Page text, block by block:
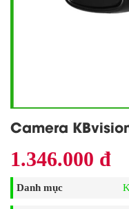
Camera
1.346.000 đ
Danh mục